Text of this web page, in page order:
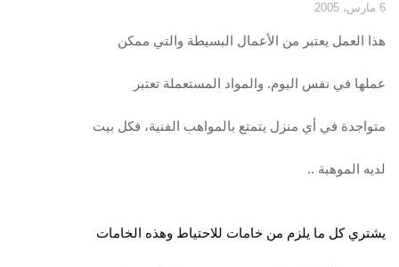
6 مارس، 2005
هذا العمل يعتبر من الأعمال البسيطة والتي ممكن
عملها في نفس اليوم. والمواد المستعملة تعتبر
متواجدة في أي منزل يتمتع بالمواهب الفنية، فكل بيت
لديه الموهبة ..
يشتري كل ما يلزم من خامات للاحتياط وهذه الخامات